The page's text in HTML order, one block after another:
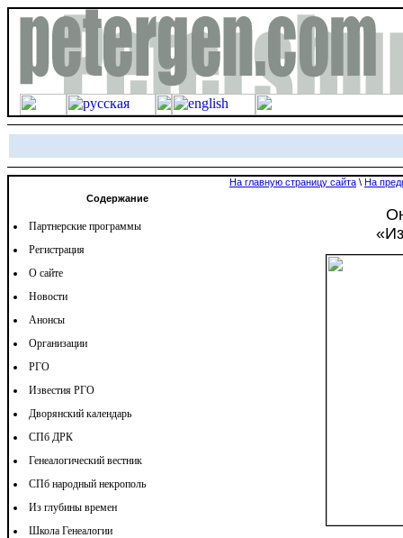
Содержание
Партнерские программы
Регистрация
О сайте
Новости
Анонсы
Организации
РГО
Известия РГО
Дворянский календарь
СПб ДРК
Генеалогический вестник
СПб народный некрополь
Из глубины времен
Школа Генеалогии
На главную страницу сайта \ На